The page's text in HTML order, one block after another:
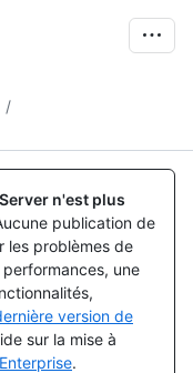
/
n'est plus
publication de
les problèmes de
une
version de
sur la mise à
.